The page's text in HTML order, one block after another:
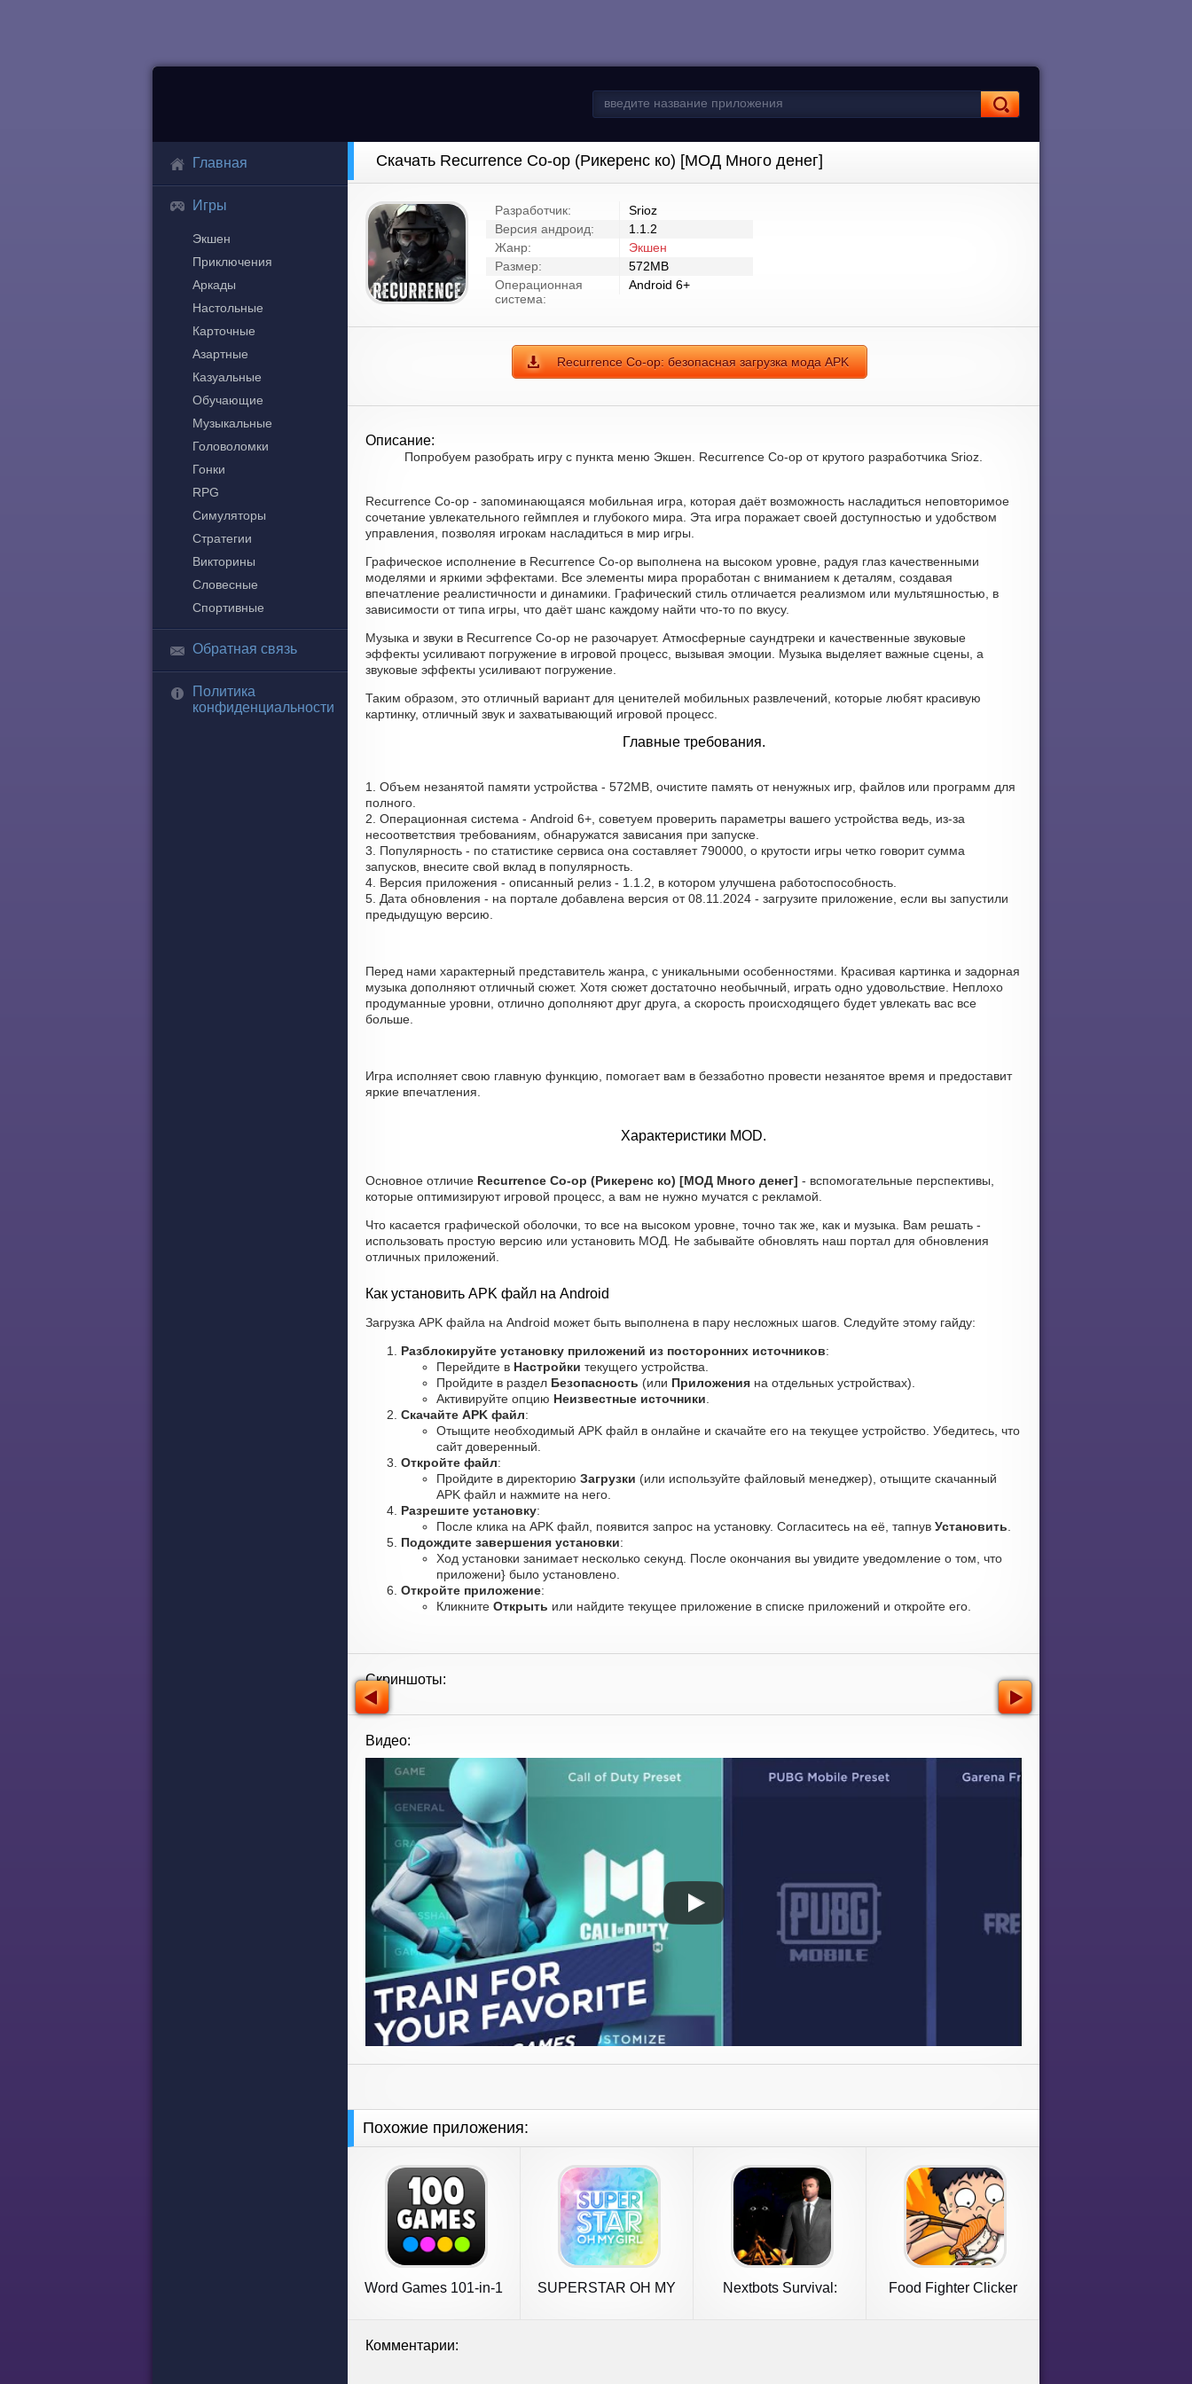
Главная
Игры
Экшен
Приключения
Аркады
Настольные
Карточные
Азартные
Казуальные
Обучающие
Музыкальные
Головоломки
Гонки
RPG
Симуляторы
Стратегии
Викторины
Словесные
Спортивные
Обратная связь
Политика
конфиденциальности
Скачать Recurrence Co-op (Рикеренс ко) [МОД Много денег]
Разработчик:
Srioz
Версия андроид:
1.1.2
Жанр:
Экшен
Размер:
572MB
Операционная
система:
Android 6+
Recurrence Co-op: безопасная загрузка мода APK
Описание:
Попробуем разобрать игру с пункта меню Экшен. Recurrence Co-op от крутого разработчика Srioz.
Recurrence Co-op - запоминающаяся мобильная игра, которая даёт возможность насладиться неповторимое
сочетание увлекательного геймплея и глубокого мира. Эта игра поражает своей доступностью и удобством
управления, позволяя игрокам насладиться в мир игры.
Графическое исполнение в Recurrence Co-op выполнена на высоком уровне, радуя глаз качественными
моделями и яркими эффектами. Все элементы мира проработан с вниманием к деталям, создавая
впечатление реалистичности и динамики. Графический стиль отличается реализмом или мультяшностью, в
зависимости от типа игры, что даёт шанс каждому найти что-то по вкусу.
Музыка и звуки в Recurrence Co-op не разочарует. Атмосферные саундтреки и качественные звуковые
эффекты усиливают погружение в игровой процесс, вызывая эмоции. Музыка выделяет важные сцены, а
звуковые эффекты усиливают погружение.
Таким образом, это отличный вариант для ценителей мобильных развлечений, которые любят красивую
картинку, отличный звук и захватывающий игровой процесс.
Главные требования.
1. Объем незанятой памяти устройства - 572MB, очистите память от ненужных игр, файлов или программ для
полного.
2. Операционная система - Android 6+, советуем проверить параметры вашего устройства ведь, из-за
несоответствия требованиям, обнаружатся зависания при запуске.
3. Популярность - по статистике сервиса она составляет 790000, о крутости игры четко говорит сумма
запусков, внесите свой вклад в популярность.
4. Версия приложения - описанный релиз - 1.1.2, в котором улучшена работоспособность.
5. Дата обновления - на портале добавлена версия от 08.11.2024 - загрузите приложение, если вы запустили
предыдущую версию.
Перед нами характерный представитель жанра, с уникальными особенностями. Красивая картинка и задорная
музыка дополняют отличный сюжет. Хотя сюжет достаточно необычный, играть одно удовольствие. Неплохо
продуманные уровни, отлично дополняют друг друга, а скорость происходящего будет увлекать вас все
больше.
Игра исполняет свою главную функцию, помогает вам в беззаботно провести незанятое время и предоставит
яркие впечатления.
Характеристики MOD.
Основное отличие Recurrence Co-op (Рикеренс ко) [МОД Много денег] - вспомогательные перспективы,
которые оптимизируют игровой процесс, а вам не нужно мучатся с рекламой.
Что касается графической оболочки, то все на высоком уровне, точно так же, как и музыка. Вам решать -
использовать простую версию или установить МОД. Не забывайте обновлять наш портал для обновления
отличных приложений.
Как установить APK файл на Android
Загрузка APK файла на Android может быть выполнена в пару несложных шагов. Следуйте этому гайду:
Разблокируйте установку приложений из посторонних источников:
Перейдите в Настройки текущего устройства.
Пройдите в раздел Безопасность (или Приложения на отдельных устройствах).
Активируйте опцию Неизвестные источники
Скачайте APK файл:
Отыщите необходимый APK файл в онлайне и скачайте его на текущее устройство. Убедитесь, что
сайт доверенный.
Откройте файл:
Пройдите в директорию Загрузки (или используйте файловый менеджер), отыщите скачанный
APK файл и нажмите на него.
Разрешите установку:
После клика на APK файл, появится запрос на установку. Согласитесь на её, тапнув Установить
Подождите завершения установки:
Ход установки занимает несколько секунд. После окончания вы увидите уведомление о том, что
приложени} было установлено.
Откройте приложение:
Кликните Открыть или найдите текущее приложение в списке приложений и откройте его.
Скриншоты:
Видео:
Похожие приложения:
Word Games 101-in-1
SUPERSTAR OH MY
Nextbots Survival:
Food Fighter Clicker
Комментарии: